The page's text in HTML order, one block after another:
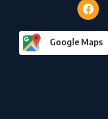
Google Maps